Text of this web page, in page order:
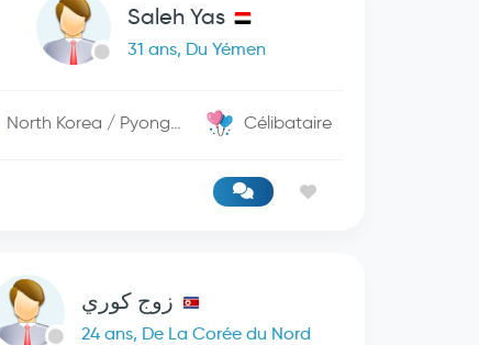
Saleh Yas
31 ans, Du Yémen
North Korea / PyongYang Célibataire
زوج كوري
24 ans, De La Corée du Nord